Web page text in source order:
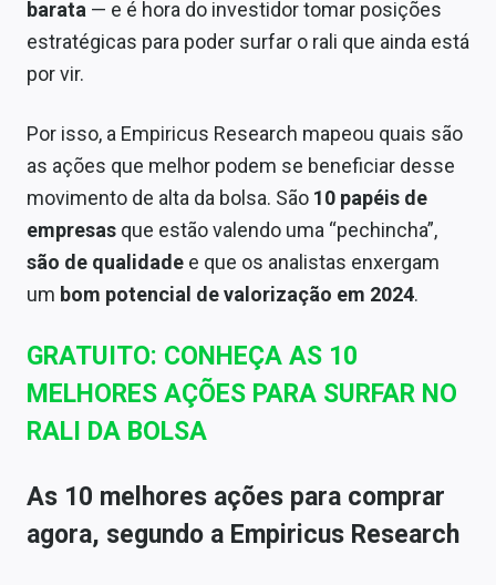
barata — e é hora do investidor tomar posições
estratégicas para poder surfar o rali que ainda está
por vir.
Por isso, a Empiricus Research mapeou quais são
as ações que melhor podem se beneficiar desse
movimento de alta da bolsa. São 10 papéis de
empresas que estão valendo uma “pechincha”,
são de qualidade e que os analistas enxergam
um bom potencial de valorização em 2024.
GRATUITO: CONHEÇA AS 10
MELHORES AÇÕES PARA SURFAR NO
RALI DA BOLSA
As 10 melhores ações para comprar
agora, segundo a Empiricus Research